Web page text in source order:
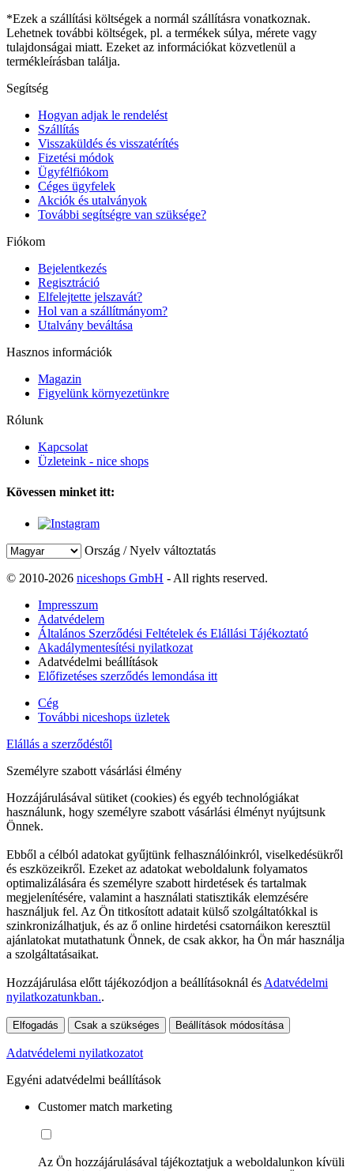
*Ezek a szállítási költségek a normál szállításra vonatkoznak.
Lehetnek további költségek, pl. a termékek súlya, mérete vagy
tulajdonságai miatt. Ezeket az információkat közvetlenül a
termékleírásban találja.
Segítség
Hogyan adjak le rendelést
Szállítás
Visszaküldés és visszatérítés
Fizetési módok
Ügyfélfiókom
Céges ügyfelek
Akciók és utalványok
További segítségre van szüksége?
Fiókom
Bejelentkezés
Regisztráció
Elfelejtette jelszavát?
Hol van a szállítmányom?
Utalvány beváltása
Hasznos információk
Magazin
Figyelünk környezetünkre
Rólunk
Kapcsolat
Üzleteink - nice shops
Kövessen minket itt:
Ország / Nyelv változtatás
© 2010-2026 niceshops GmbH - All rights reserved.
Impresszum
Adatvédelem
Általános Szerződési Feltételek és Elállási Tájékoztató
Akadálymentesítési nyilatkozat
Adatvédelmi beállítások
Előfizetéses szerződés lemondása itt
Cég
További niceshops üzletek
Elállás a szerződéstől
Személyre szabott vásárlási élmény
Hozzájárulásával sütiket (cookies) és egyéb technológiákat
használunk, hogy személyre szabott vásárlási élményt nyújtsunk
Önnek.
Ebből a célból adatokat gyűjtünk felhasználóinkról, viselkedésükről
és eszközeikről. Ezeket az adatokat weboldalunk folyamatos
optimalizálására és személyre szabott hirdetések és tartalmak
megjelenítésére, valamint a használati statisztikák elemzésére
használjuk fel. Az Ön titkosított adatait külső szolgáltatókkal is
szinkronizálhatjuk, és az ő online hirdetési csatornáikon keresztül
ajánlatokat mutathatunk Önnek, de csak akkor, ha Ön már használja
a szolgáltatásaikat.
Hozzájárulása előtt tájékozódjon a beállításoknál és Adatvédelmi
nyilatkozatunkban..
Elfogadás Csak a szükséges Beállítások módosítása
Adatvédelemi nyilatkozatot
Egyéni adatvédelmi beállítások
Customer match marketing
Az Ön hozzájárulásával tájékoztatjuk a weboldalunkon kívüli